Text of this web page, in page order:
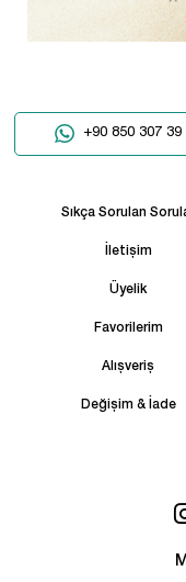
+90 850 307 39
Sıkça Sorulan
İletişim
Üyelik
Favorilerim
Alışveriş
Değişim & İade